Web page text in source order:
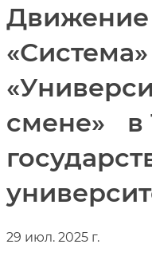
смене» в
29 июл. 2025 г.